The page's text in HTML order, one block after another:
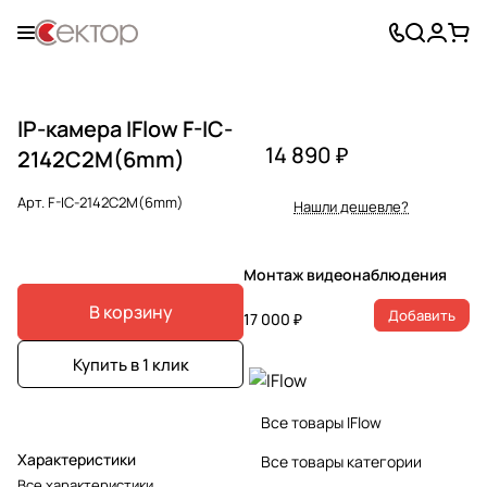
IP-камера IFlow F-IC-
2142C2M(6mm)
Арт.F-IC-2142C2M(6mm)
В корзину
Купить в 1 клик
Характеристики
14 890 ₽
Нашли дешевле?
Монтаж видеонаблюдения
17 000 ₽ Добавить
Все товары IFlow
Все товары категории